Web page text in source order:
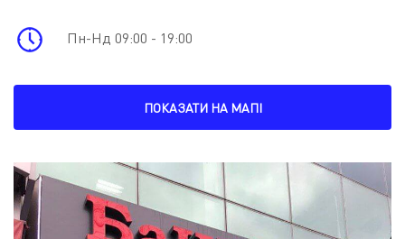
Пн-Нд 09:00 - 19:00
ПОКАЗАТИ НА МАПІ